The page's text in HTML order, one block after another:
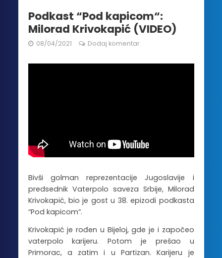
Podkast “Pod kapicom“:
Milorad Krivokapić (VIDEO)
08/04/2021 Dodaj komentar
Bivši golman reprezentacije Jugoslavije i
predsednik Vaterpolo saveza Srbije, Milorad
Krivokapić, bio je gost u 38. epizodi podkasta
“Pod kapicom”.
Krivokapić je rođen u Bijeloj, gde je i započeo
vaterpolo karijeru. Potom je prešao u
Primorac, a zatim i u Partizan. Karijeru je